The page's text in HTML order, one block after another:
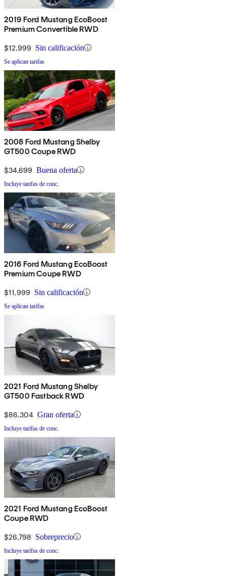
2019 Ford Mustang EcoBoost
Premium Convertible RWD
$12,999 Sin calificación
Se aplican tarifas
2008 Ford Mustang Shelby
GT500 Coupe RWD
$34,699 Buena oferta
Incluye tarifas de conc.
2016 Ford Mustang EcoBoost
Premium Coupe RWD
$11,999 Sin calificación
Se aplican tarifas
2021 Ford Mustang Shelby
GT500 Fastback RWD
$86,304 Gran oferta
Incluye tarifas de conc.
2021 Ford Mustang EcoBoost
Coupe RWD
$26,798 Sobreprecio
Incluye tarifas de conc.